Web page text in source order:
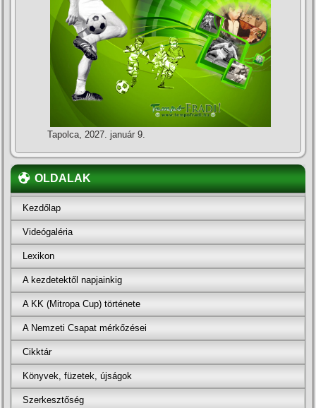
Tapolca, 2027. január 9.
OLDALAK
Kezdőlap
Videógaléria
Lexikon
A kezdetektől napjainkig
A KK (Mitropa Cup) története
A Nemzeti Csapat mérkőzései
Cikktár
Könyvek, füzetek, újságok
Szerkesztőség